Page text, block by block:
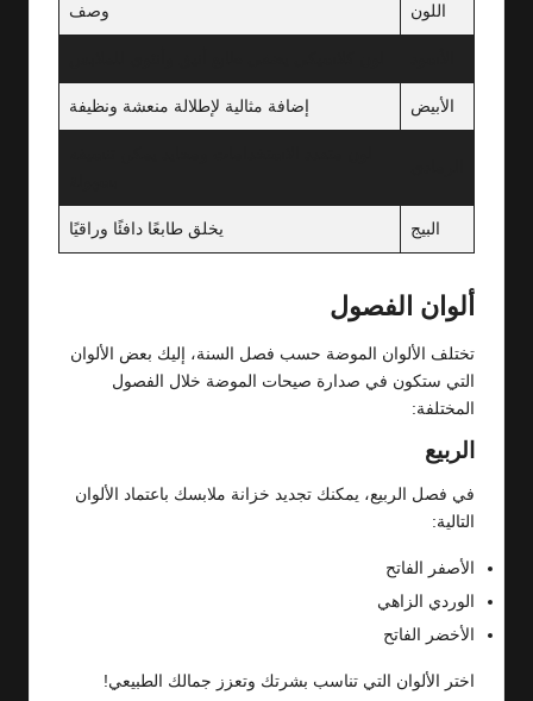
اللون وصف
الأبيض إضافة مثالية لإطلالة منعشة ونظيفة
البيج يخلق طابعًا دافئًا وراقيًا
ألوان الفصول
تختلف الألوان الموضة حسب فصل السنة، إليك بعض الألوان
التي ستكون في صدارة صيحات الموضة خلال الفصول
المختلفة:
الربيع
في فصل الربيع، يمكنك تجديد خزانة ملابسك باعتماد الألوان
التالية:
الأصفر الفاتح
الوردي الزاهي
الأخضر الفاتح
اختر الألوان التي تناسب بشرتك وتعزز جمالك الطبيعي!